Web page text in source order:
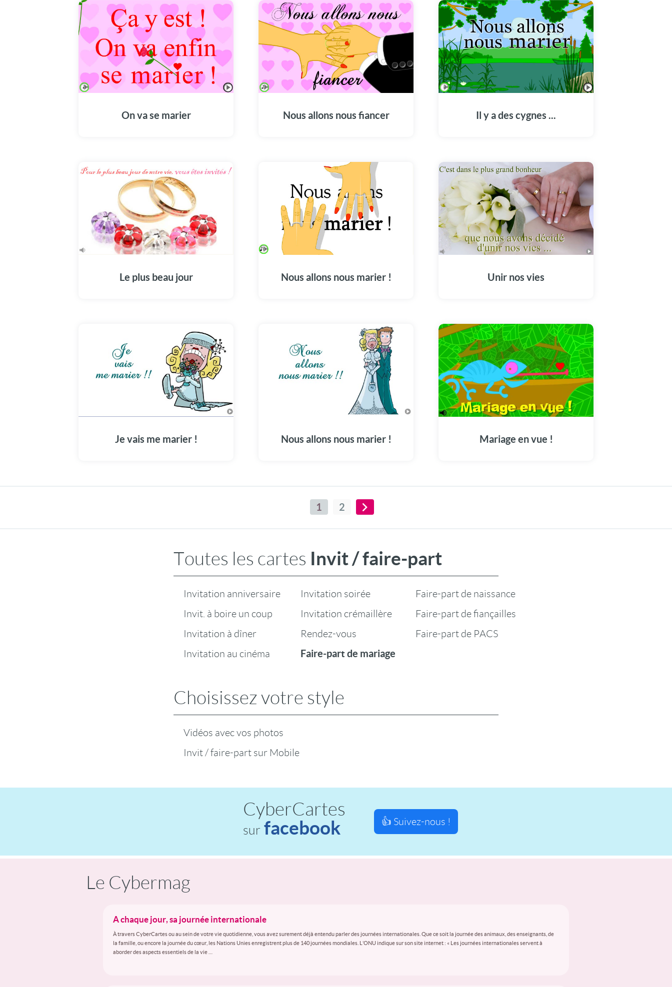
On va se marier Nous allons nous fiancer Il y a des cygnes ...
Le plus beau jour Nous allons nous marier ! Unir nos vies
Je vais me marier ! Nous allons nous marier ! Mariage en vue !
1 2
Toutes les cartes Invit / faire-part
Invitation anniversaire
Invit. à boire un coup
Invitation à dîner
Invitation au cinéma
Invitation soirée
Invitation crémaillère
Rendez-vous
Faire-part de mariage
Faire-part de naissance
Faire-part de fiançailles
Faire-part de PACS
Choisissez votre style
Vidéos avec vos photos
Invit / faire-part sur Mobile
CyberCartes
sur facebook 👍 Suivez-nous !
Le Cybermag
A chaque jour, sa journée internationale
À travers CyberCartes ou au sein de votre vie quotidienne, vous avez surement déjà entendu parler des journées internationales. Que ce soit la journée des animaux, des enseignants, de
la famille, ou encore la journée du cœur, les Nations Unies enregistrent plus de 140 journées mondiales. L’ONU indique sur son site internet : « Les journées internationales servent à
aborder des aspects essentiels de la vie …